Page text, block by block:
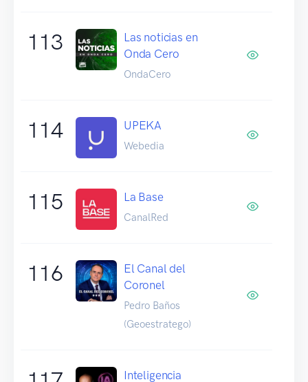
113
Las noticias en
Onda Cero
OndaCero
114 UPEKA
Webedia
115 La Base
CanalRed
116
El Canal del
Coronel
Pedro Baños
(Geoestratego)
Inteligencia